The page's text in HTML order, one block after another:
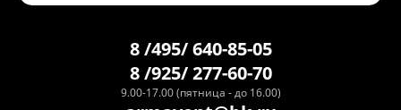
8 /495/ 640-85-05
8 /925/ 277-60-70
9.00-17.00 (пятница - до 16.00)